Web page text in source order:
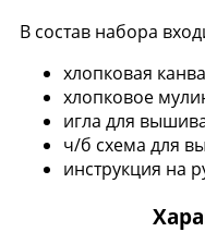
В состав набора
хлопковая
хлопковое
игла для
ч/б схема для
инструкция на